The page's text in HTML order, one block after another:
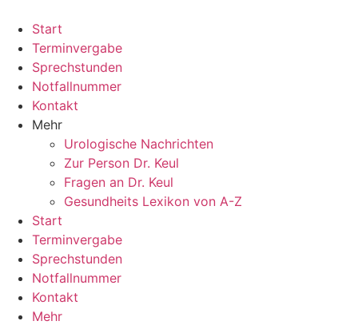
Inhalt
springen
Start
Terminvergabe
Sprechstunden
Notfallnummer
Kontakt
Mehr
Urologische Nachrichten
Zur Person Dr. Keul
Fragen an Dr. Keul
Gesundheits Lexikon von A-Z
Start
Terminvergabe
Sprechstunden
Notfallnummer
Kontakt
Mehr